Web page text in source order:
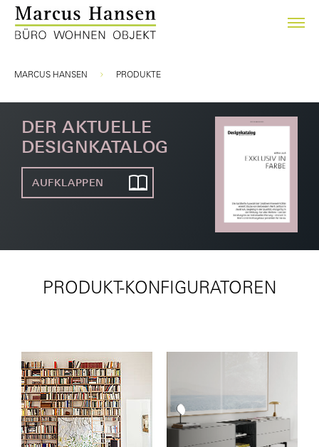
Sie sind hier:
MARCUS HANSEN PRODUKTE
DER AKTUELLE
DESIGNKATALOG
AUFKLAPPEN
PRODUKT-KONFIGURATOREN